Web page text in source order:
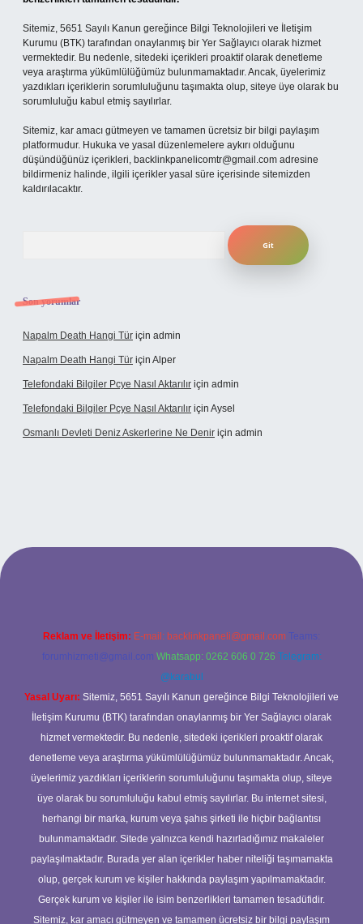
Sitemiz, 5651 Sayılı Kanun gereğince Bilgi Teknolojileri ve İletişim
Kurumu (BTK) tarafından onaylanmış bir Yer Sağlayıcı olarak hizmet
vermektedir. Bu nedenle, sitedeki içerikleri proaktif olarak denetleme
veya araştırma yükümlülüğümüz bulunmamaktadır. Ancak, üyelerimiz
yazdıkları içeriklerin sorumluluğunu taşımakta olup, siteye üye olarak bu
sorumluluğu kabul etmiş sayılırlar.
Sitemiz, kar amacı gütmeyen ve tamamen ücretsiz bir bilgi paylaşım
platformudur. Hukuka ve yasal düzenlemelere aykırı olduğunu
düşündüğünüz içerikleri, backlinkpanelicomtr@gmail.com adresine
bildirmeniz halinde, ilgili içerikler yasal süre içerisinde sitemizden
kaldırılacaktır.
Son yorumlar
Napalm Death Hangi Tür için admin
Napalm Death Hangi Tür için Alper
Telefondaki Bilgiler Pcye Nasıl Aktarılır için admin
Telefondaki Bilgiler Pcye Nasıl Aktarılır için Aysel
Osmanlı Devleti Deniz Askerlerine Ne Denir için admin
giriş
Reklam ve İletişim: E-mail: backlinkpaneli@gmail.com Teams:
forumhizmeti@gmail.com Whatsapp: 0262 606 0 726 Telegram:
@karabul
Yasal Uyarı: Sitemiz, 5651 Sayılı Kanun gereğince Bilgi Teknolojileri ve
İletişim Kurumu (BTK) tarafından onaylanmış bir Yer Sağlayıcı olarak
hizmet vermektedir. Bu nedenle, sitedeki içerikleri proaktif olarak
denetleme veya araştırma yükümlülüğümüz bulunmamaktadır. Ancak,
üyelerimiz yazdıkları içeriklerin sorumluluğunu taşımakta olup, siteye
üye olarak bu sorumluluğu kabul etmiş sayılırlar. Bu internet sitesi,
herhangi bir marka, kurum veya şahıs şirketi ile hiçbir bağlantısı
bulunmamaktadır. Sitede yalnızca kendi hazırladığımız makaleler
paylaşılmaktadır. Burada yer alan içerikler haber niteliği taşımamakta
olup, gerçek kurum ve kişiler hakkında paylaşım yapılmamaktadır.
Gerçek kurum ve kişiler ile isim benzerlikleri tamamen tesadüfidir.
Sitemiz, kar amacı gütmeyen ve tamamen ücretsiz bir bilgi paylaşım